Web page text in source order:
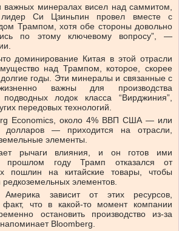
важных минералах висел над саммитом,
лидер Си Цзиньпин провел вместе с
Трампом, хотя обе стороны довольно
по этому ключевому вопросу”, —
доминирование Китая в этой отрасли
над Трампом, которое, скорее
долгие годы. Эти минералы и связанные с
важны для производства
лодок класса “Вирджиния”,
передовых технологий.
Economics, около 4% ВВП США — или
— приходится на отрасли,
элементы.
рычаги влияния, и он готов ими
прошлом году Трамп отказался от
пошлин на китайские товары, чтобы
редкоземельных элементов.
зависит от этих ресурсов,
факт, что в какой-то момент компании
остановить производство из-за
Bloomberg.